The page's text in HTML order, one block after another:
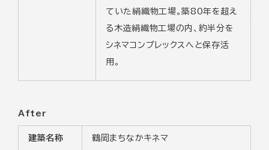
ていた絹織物工場。築80年を超え
る木造絹織物工場の内、約半分を
シネマコンプレックスへと保存活
用。
After
建築名称
鶴岡まちなかキネマ